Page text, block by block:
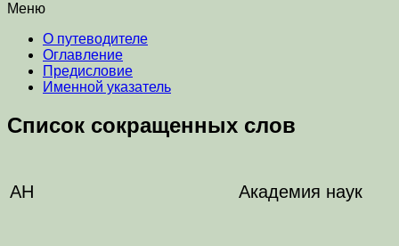
Меню
О путеводителе
Оглавление
Предисловие
Именной указатель
Список сокращенных слов
АН Академия наук